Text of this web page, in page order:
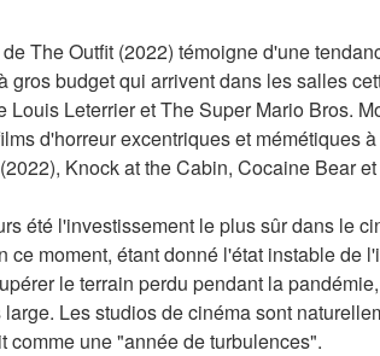
The Outfit (2022) témoigne d'une
gros budget qui arrivent dans les salles
Louis Leterrier et The Super Mario Bros.
d'horreur excentriques et mémétiques
Knock at the Cabin, Cocaine Bear
été l'investissement le plus sûr dans le
ce moment, étant donné l'état instable de
le terrain perdu pendant la
Les studios de cinéma sont
comme une "année de turbulences".